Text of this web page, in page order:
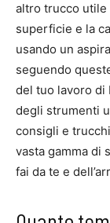
altro trucco
superficie e la
usando un
seguendo
del tuo lavoro di
degli strumenti
consigli e
vasta gamma di
fai da te e